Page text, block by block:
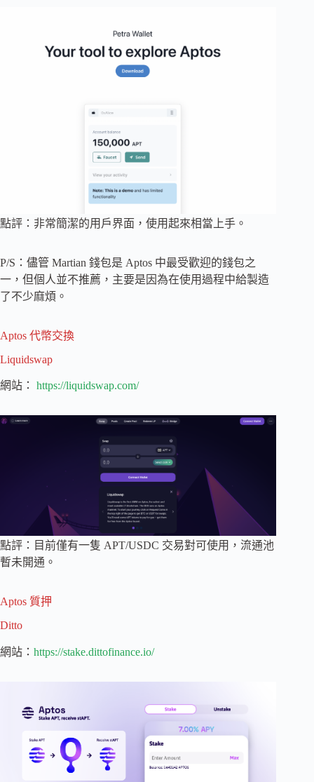
點評：非常簡潔的用戶界面，使用起來相當上手。
P/S：儘管 Martian 錢包是 Aptos 中最受歡迎的錢包之
一，但個人並不推薦，主要是因為在使用過程中給製造
了不少麻煩。
Aptos 代幣交換
Liquidswap
網站： https://liquidswap.com/
點評：目前僅有一隻 APT/USDC 交易對可使用，流通池
暫未開通。
Aptos 質押
Ditto
網站： https://stake.dittofinance.io/